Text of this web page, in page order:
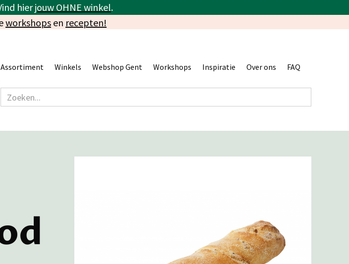
hierjouw OHNE winkel.
workshops en recepten!
Assortiment Winkels Webshop Gent Workshops Inspiratie Over ons FAQ